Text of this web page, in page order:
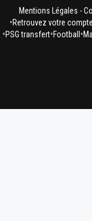
Mentions Légales -
•Retrouvez votre
•PSG transfert•Football •